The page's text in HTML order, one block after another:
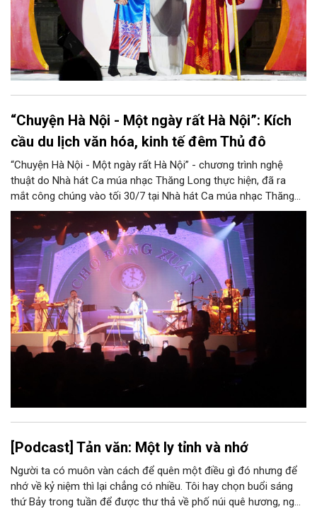
“Chuyện Hà Nội - Một ngày rất Hà Nội”: Kích
cầu du lịch văn hóa, kinh tế đêm Thủ đô
“Chuyện Hà Nội - Một ngày rất Hà Nội” - chương trình nghệ
thuật do Nhà hát Ca múa nhạc Thăng Long thực hiện, đã ra
mắt công chúng vào tối 30/7 tại Nhà hát Ca múa nhạc Thăng
Long (số 31 - 33 phố Lương Văn Can, phường Hoàn Kiếm).
[Podcast] Tản văn: Một ly tỉnh và nhớ
Người ta có muôn vàn cách để quên một điều gì đó nhưng để
nhớ về kỷ niệm thì lại chẳng có nhiều. Tôi hay chọn buổi sáng
thứ Bảy trong tuần để được thư thả về phố núi quê hương, ngồi